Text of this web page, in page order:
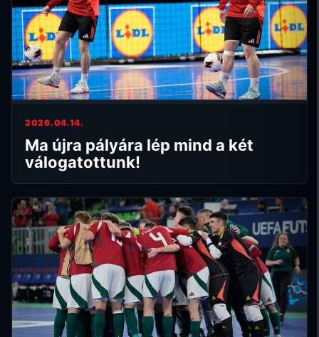
2026.04.14.
Ma újra pályára lép mind a két
válogatottunk!